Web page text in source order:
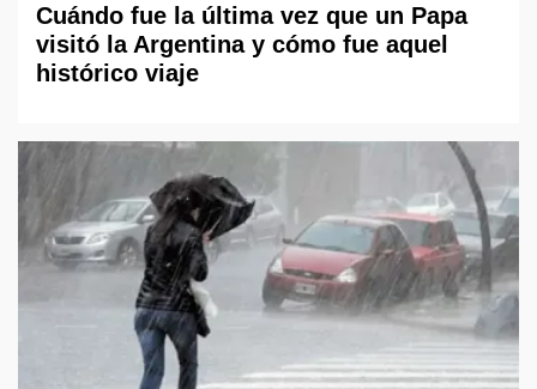
Cuándo fue la última vez que un Papa
visitó la Argentina y cómo fue aquel
histórico viaje